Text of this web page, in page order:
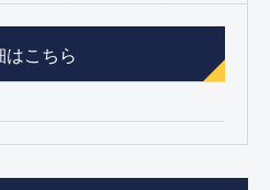
はこちら